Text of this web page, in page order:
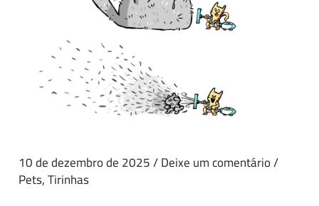
10 de dezembro de 2025/Deixe um comentário/
Pets,Tirinhas